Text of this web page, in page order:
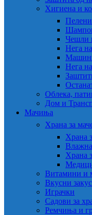
Хигиена и
Чешли
Нега
Нега
Облека,
Дом и
Мачиња
Храна за
Храна
Храна
Витамини и
Вкусни
Играчки
Садови за
Ремчиња и